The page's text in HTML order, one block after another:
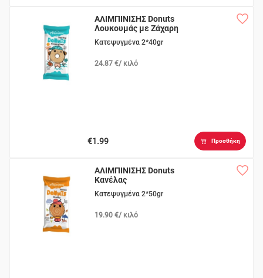
ΑΛΙΜΠΙΝΙΣΗΣ Donuts
Λουκουμάς με Ζάχαρη
Κατεψυγμένα 2*40gr
24.87 €/ κιλό
€1.99 Προσθήκη
ΑΛΙΜΠΙΝΙΣΗΣ Donuts
Κανέλας
Κατεψυγμένα 2*50gr
19.90 €/ κιλό